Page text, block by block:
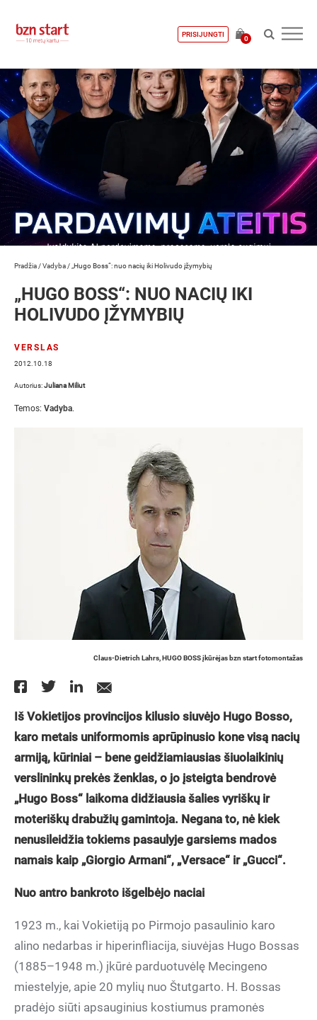
PRISIJUNGTI
0
Pradžia /Vadyba / „Hugo Boss“: nuo nacių iki Holivudo įžymybių
„HUGO BOSS“: NUO NACIŲ IKI
HOLIVUDO ĮŽYMYBIŲ
VERSLAS
2012.10.18
Autorius:Juliana Miliut
Temos: Vadyba.
Claus-Dietrich Lahrs, HUGO BOSS įkūrėjas bzn start fotomontažas
Iš Vokietijos provincijos kilusio siuvėjo Hugo Bosso,
karo metais uniformomis aprūpinusio kone visą nacių
armiją, kūriniai – bene geidžiamiausias šiuolaikinių
verslininkų prekės ženklas, o jo įsteigta bendrovė
„Hugo Boss“ laikoma didžiausia šalies vyriškų ir
moteriškų drabužių gamintoja. Negana to, nė kiek
nenusileidžia tokiems pasaulyje garsiems mados
namais kaip „Giorgio Armani“, „Versace“ ir „Gucci“.
Nuo antro bankroto išgelbėjo naciai
1923 m., kai Vokietiją po Pirmojo pasaulinio karo
alino nedarbas ir hiperinfliacija, siuvėjas Hugo Bossas
(1885–1948 m.) įkūrė parduotuvėlę Mecingeno
miestelyje, apie 20 mylių nuo Štutgarto. H. Bossas
pradėjo siūti apsauginius kostiumus pramonės